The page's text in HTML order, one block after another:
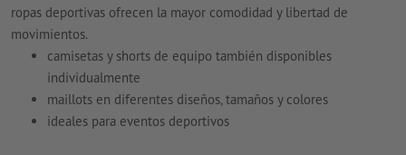
ropas deportivas ofrecen la mayor comodidad y libertad de
movimientos.
camisetas y shorts de equipo también disponibles
individualmente
maillots en diferentes diseños, tamaños y colores
ideales para eventos deportivos